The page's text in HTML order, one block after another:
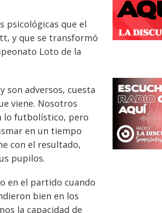
psicológicas que el
y que se transformó
Loto de la
son adversos, cuesta
viene. Nosotros
lo futbolístico, pero
en un tiempo
con el resultado,
pupilos.
en el partido cuando
bien en los
la capacidad de